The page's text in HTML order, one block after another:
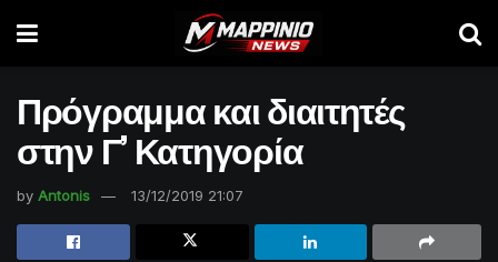
Πρόγραμμα και διαιτητές
στην Γ’ Κατηγορία
by Antonis 13/12/2019 21:07